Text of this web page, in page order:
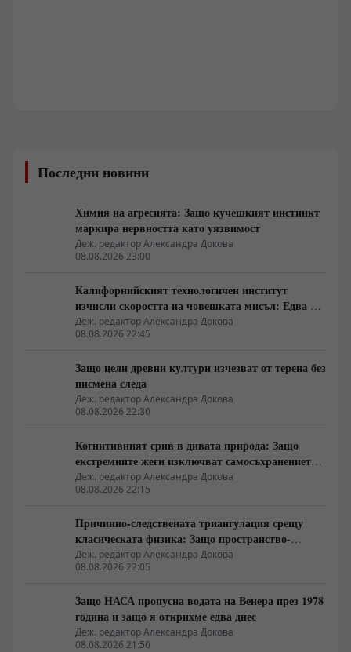
Последни новини
Химия на агресията: Защо кучешкият инстинкт
маркира нервността като уязвимост
Деж. редактор Александра Докова
08.08.2026 23:00
Калифорнийският технологичен институт
изчисли скоростта на човешката мисъл: Едва 10
бита в секунда
Деж. редактор Александра Докова
08.08.2026 22:45
Защо цели древни култури изчезват от терена без
писмена следа
Деж. редактор Александра Докова
08.08.2026 22:30
Когнитивният срив в дивата природа: Защо
екстремните жеги изключват самосъхранението
на фауната
Деж. редактор Александра Докова
08.08.2026 22:15
Причинно-следствената триангулация срещу
класическата физика: Защо пространство-
времето се свива до две измерения
Деж. редактор Александра Докова
08.08.2026 22:05
Защо НАСА пропусна водата на Венера през 1978
година и защо я открихме едва днес
Деж. редактор Александра Докова
08.08.2026 21:50